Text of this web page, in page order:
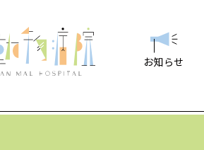
お知らせ